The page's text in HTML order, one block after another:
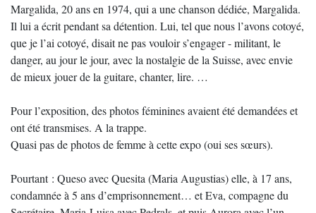
Margalida, 20 ans en 1974, qui a une chanson dédiée, Margalida.
Il lui a écrit pendant sa détention. Lui, tel que nous l’avons cotoyé,
que je l’ai cotoyé, disait ne pas vouloir s’engager - militant, le
danger, au jour le jour, avec la nostalgie de la Suisse, avec envie
de mieux jouer de la guitare, chanter, lire. …
Pour l’exposition, des photos féminines avaient été demandées et
ont été transmises. A la trappe.
Quasi pas de photos de femme à cette expo (oui ses sœurs).
Pourtant : Queso avec Quesita (Maria Augustias) elle, à 17 ans,
condamnée à 5 ans d’emprisonnement… et Eva, compagne du